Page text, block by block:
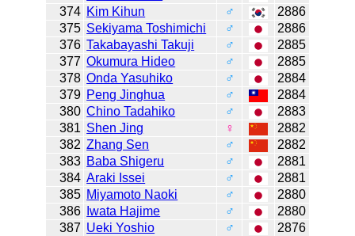
374 Kim Kihun ♂
2886
375 Sekiyama Toshimichi ♂
2886
376 Takabayashi Takuji ♂
2885
377 Okumura Hideo ♂
2885
378 Onda Yasuhiko ♂
2884
379 Peng Jinghua ♂
2884
380 Chino Tadahiko ♂
2883
381 Shen Jing ♀
2882
382 Zhang Sen ♂
2882
383 Baba Shigeru ♂
2881
384 Araki Issei ♂
2881
385 Miyamoto Naoki ♂
2880
386
Iwata Hajime ♂
2880
387 Ueki Yoshio ♂
2876